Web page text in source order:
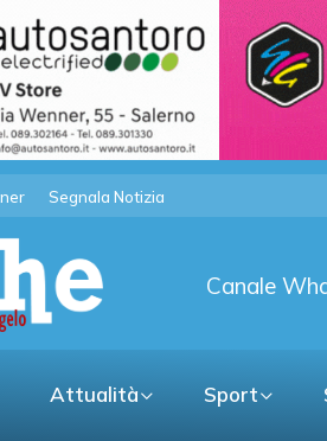
Segnala Notizia
Canale
Attualità Sport